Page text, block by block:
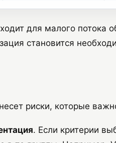
для малого потока
становится
риски, которые
. Если критерии